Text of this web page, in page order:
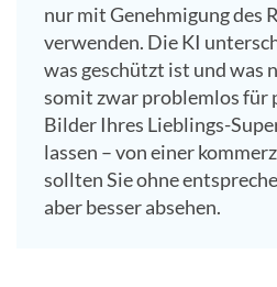
nur mit Genehmigung des
verwenden. Die KI
was geschützt ist und was
somit zwar problemlos für
Bilder Ihres Lieblings-
lassen – von einer
sollten Sie ohne
aber besser absehen.